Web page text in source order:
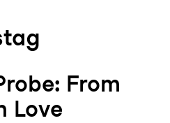
From
Love